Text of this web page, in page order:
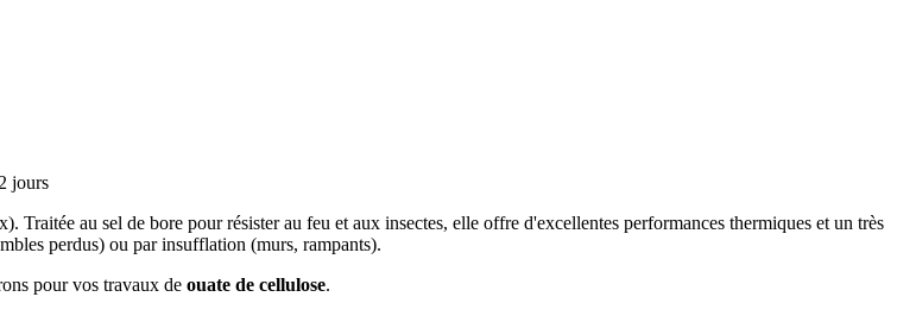
jours
au sel de bore pour résister au feu et aux insectes, elle offre d'excellentes performances thermiques et un très
perdus) ou par insufflation (murs, rampants).
pour vos travaux de ouate de cellulose.